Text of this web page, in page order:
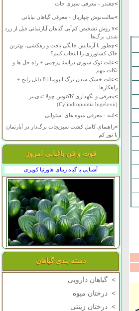
>چغندر - معرفی سبزی جات
>سالت‌بوش چهاربال - معرفی گیاهان بیابانی
>
۷ روش تشخیص کم‌آبی گیاهان آپارتمانی قبل از زرد
شدن برگ‌ها
>چطور با آزمایش خانگی بافت و زهکشی، بهترین
خاک کشاورزی را انتخاب کنیم؟
>علت نوک سوزی دراسنا پرچمی + راه حل ها و
نکات مهم
>
علت خشک شدن برگ ایپومیا | 8 دلیل رایج +
راهکارها
>معرفی و نگهداری کاکتوس چولا تدی‌بیر
(Cylindropuntia bigelovii)
>انبه - معرفی میوه های استوایی
>راهنمای کامل کشت سبزیجات برگ‌دار در آپارتمان
با نور کم
فوت و فن باغبانی امروز
آشنایی با گیاه زیبای هاورتیا کوپری
دسته بندی گیاهان
> گیاهان دارویی
> درختان میوه
> درختان زینتی